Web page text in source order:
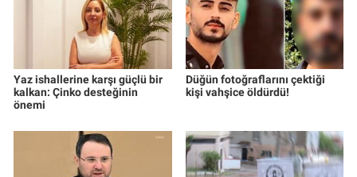
Yaz ishallerine karşı güçlü bir
kalkan: Çinko desteğinin
önemi
Düğün fotoğraflarını çektiği
kişi vahşice öldürdü!